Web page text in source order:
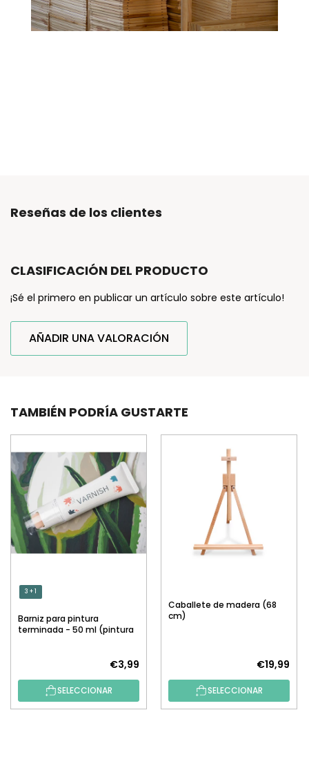
Reseñas de los clientes
CLASIFICACIÓN DEL PRODUCTO
¡Sé el primero en publicar un artículo sobre este artículo!
AÑADIR UNA VALORACIÓN
TAMBIÉN PODRÍA GUSTARTE
3 + 1
Barniz para pintura
terminada - 50 ml (pintura
€3,99
SELECCIONAR
Caballete de madera (68
cm)
€19,99
SELECCIONAR